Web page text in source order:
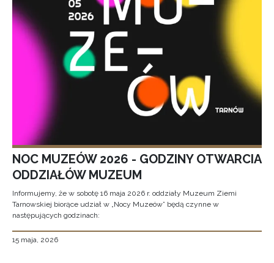
NOC MUZEÓW 2026 - GODZINY OTWARCIA
ODDZIAŁÓW MUZEUM
Informujemy, że w sobotę 16 maja 2026 r. oddziały Muzeum Ziemi
Tarnowskiej biorące udział w „Nocy Muzeów” będą czynne w
następujących godzinach:
15 maja, 2026